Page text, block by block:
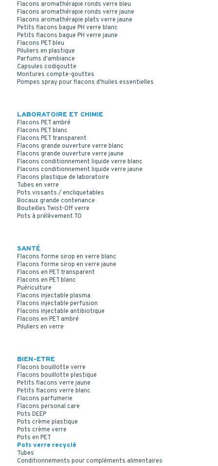
Flacons aromathérapie ronds verre bleu
Flacons aromathérapie ronds verre jaune
Flacons aromathérapie plats verre jaune
Petits flacons bague PH verre blanc
Petits flacons bague PH verre jaune
Flacons PET bleu
Piluliers en plastique
Parfums d'ambiance
Capsules codigoutte
Montures compte-gouttes
Pompes spray pour flacons d'huiles essentielles
LABORATOIRE ET CHIMIE
Flacons PET ambré
Flacons PET blanc
Flacons PET transparent
Flacons grande ouverture verre blanc
Flacons grande ouverture verre jaune
Flacons conditionnement liquide verre blanc
Flacons conditionnement liquide verre jaune
Flacons plastique de laboratoire
Tubes en verre
Pots vissants / encliquetables
Bocaux grande contenance
Bouteilles Twist-Off verre
Pots à prélèvement TO
SANTÉ
Flacons forme sirop en verre blanc
Flacons forme sirop en verre jaune
Flacons en PET transparent
Flacons en PET blanc
Puériculture
Flacons injectable plasma
Flacons injectable perfusion
Flacons injectable antibiotique
Flacons en PET ambré
Piluliers en verre
BIEN-ETRE
Flacons bouillotte verre
Flacons bouillotte plastique
Petits flacons verre jaune
Petits flacons verre blanc
Flacons parfumerie
Flacons personal care
Pots DEEP
Pots crème plastique
Pots crème verre
Pots en PET
Pots verre recyclé
Tubes
Conditionnements pour compléments alimentaires